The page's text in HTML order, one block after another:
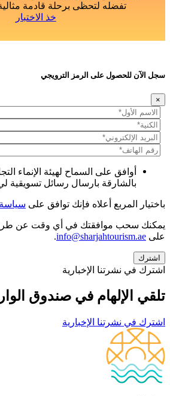
تفضله لتحظى برحلة قادمة
خذ الاختبار
سجل الآن للحصول على الرمز الترويجي
×
أوافق على السماح لهيئة الإنماء
بالشارقة بارسال رسائل تسويقية
باختيار المربع أعلاه فإنك توافق على
يمكنك سحب موافقتك في أي وقت عن
على info@sharjahtourism.ae
.
اشترك في نشرتنا الإخبارية
تلقي الإلهام في صندوق
اشترك في نشرتنا الإخبارية